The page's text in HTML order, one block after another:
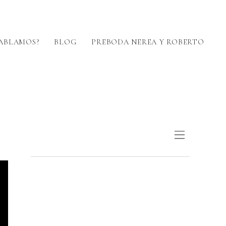
BLOG PREBODA NEREA Y ROBERTO